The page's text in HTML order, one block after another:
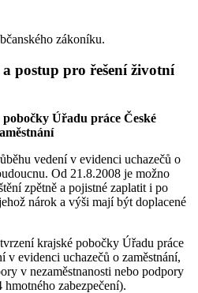
zákoníku.
postup pro řešení životní
Úřadu práce České
vedení v evidenci uchazečů o
Od 21.8.2008 je možno
zpětně a pojistné zaplatit i po
nárok a výši mají být doplacené
krajské pobočky Úřadu práce
v evidenci uchazečů o zaměstnání,
v nezaměstnanosti nebo podpory
zabezpečení).